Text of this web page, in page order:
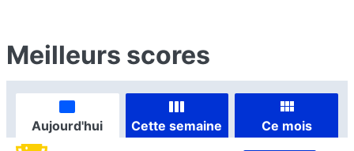
Meilleurs scores
Aujourd'hui Cette semaine Ce mois